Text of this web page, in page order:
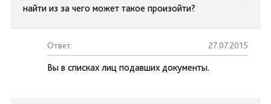
найти из за чего может такое произойти?
Ответ: 27.07.2015
Вы в списках лиц подавших документы.